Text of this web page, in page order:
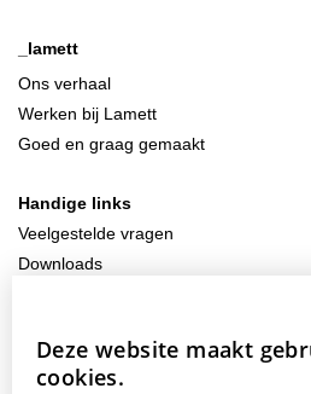
_lamett
Ons verhaal
Werken bij Lamett
Goed en graag gemaakt
Handige links
Veelgestelde vragen
Downloads
Contacteer ons
info@lamett.eu
Deze website maakt
cookies.